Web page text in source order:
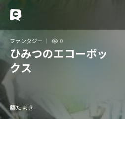
ファンタジー 0
ひみつのエコーボッ
クス
藤たまき